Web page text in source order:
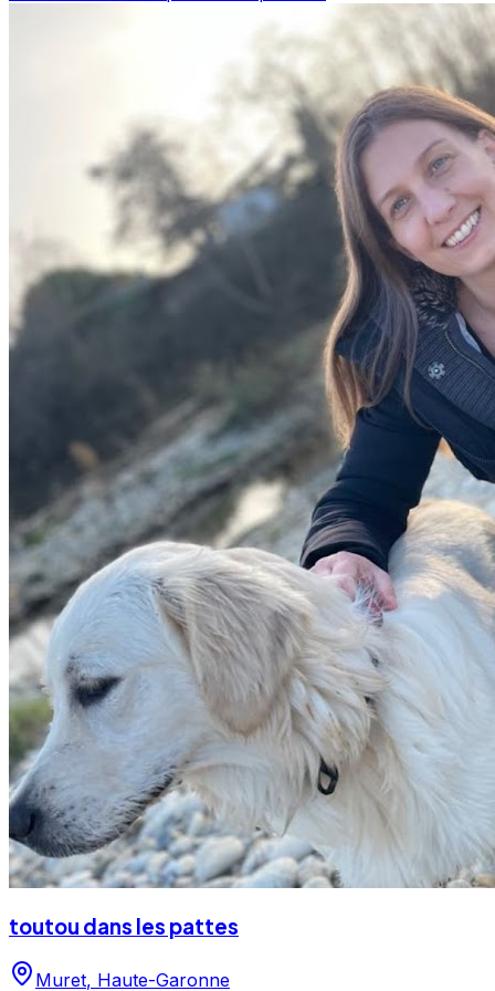
besoins et organiser la garde de votre chien. Dog et
vous est un professionnel du service canin situé à
Muret. Noté 5/5 ⭐⭐⭐⭐⭐ sur Google Maps avec 62 avis.
toutou dans les pattes
Muret, Haute-Garonne